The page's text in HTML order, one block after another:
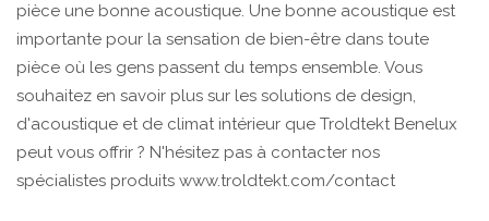
pièce une bonne acoustique. Une bonne acoustique est
importante pour la sensation de bien-être dans toute
pièce où les gens passent du temps ensemble. Vous
souhaitez en savoir plus sur les solutions de design,
d'acoustique et de climat intérieur que Troldtekt Benelux
peut vous offrir ? N'hésitez pas à contacter nos
spécialistes produits www.troldtekt.com/contact